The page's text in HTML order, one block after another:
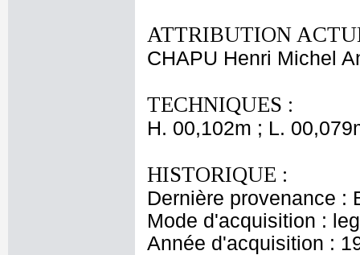
ATTRIBUTION
CHAPU Henri Michel
TECHNIQUES :
H. 00,102m ; L.
HISTORIQUE :
Dernière provenance :
Mode d'acquisition :
Année d'acquisition :